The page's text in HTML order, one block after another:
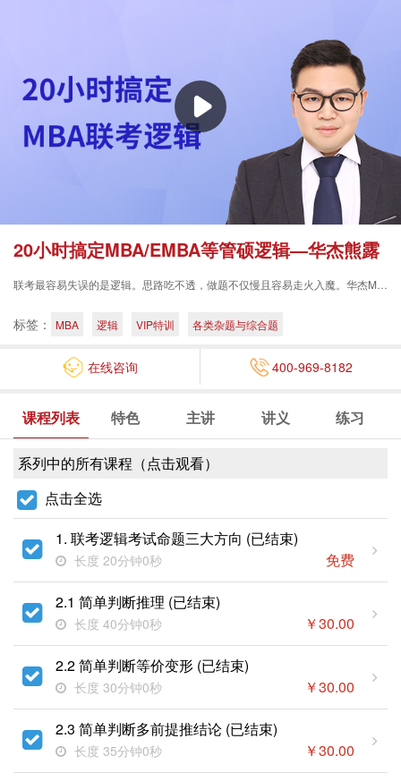
20小时搞定MBA/EMBA等管硕逻辑—华杰熊露
联考最容易失误的是逻辑。思路吃不透，做题不仅慢且容易走火入魔。华杰MB......
标签： MBA 逻辑 VIP特训 各类杂题与综合题
在线咨询 400-969-8182
课程列表 特色 主讲 讲义 练习
系列中的所有课程（点击观看）
点击全选
1. 联考逻辑考试命题三大方向 (已结束)
长度 20分钟0秒 免费
2.1 简单判断推理 (已结束)
长度 40分钟0秒 ￥30.00
2.2 简单判断等价变形 (已结束)
长度 30分钟0秒 ￥30.00
2.3 简单判断多前提推结论 (已结束)
长度 35分钟0秒 ￥30.00